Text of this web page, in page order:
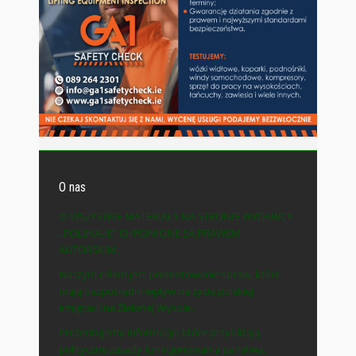
O nas
© WSZYSTKIE MATERIAŁY NA STRONIE WYDAWCY
„POLSKA-IE” CHRONIONE SĄ PRAWEM
AUTORSKIM.
Naszym celem jest prezentowanie spraw, które
mają bezpośredni wpływ na życie polskiej
emigracji na Zielonej Wyspie.
Prezentujemy informacje, które przybliżają
polityczne zasady funkcjonowania państwa,